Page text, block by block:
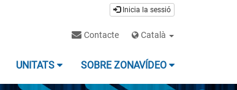
Inicia la sessió
Contacte Català
UNITATS SOBRE ZONAVÍDEO